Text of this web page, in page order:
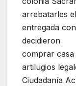
arrebatarles
entregada
decidieron
comprar
artilugios
Ciudadanía